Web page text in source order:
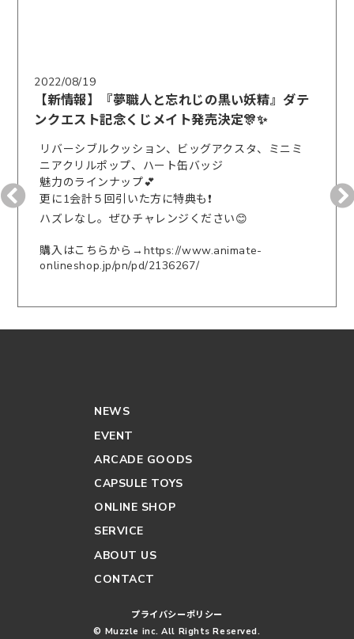
2022/08/19
【新情報】『夢職人と忘れじの黒い妖精』ダテ
ンクエスト記念くじメイト発売決定🎊✨
リバーシブルクッション、ビッグアクスタ、ミニミ
ニアクリルポップ、ハート缶バッジ
魅力のラインナップ💕
更に1会計５回引いた方に特典も❗️
ハズレなし。ぜひチャレンジください😊
購入はこちらから→ https://www.animate-
onlineshop.jp/pn/pd/2136267/
NEWS
EVENT
ARCADE GOODS
CAPSULE TOYS
ONLINE SHOP
SERVICE
ABOUT US
CONTACT
プライバシーポリシー
© Muzzle inc. All Rights Reserved.